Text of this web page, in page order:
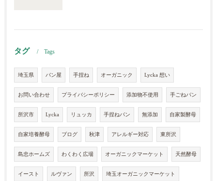
タグ Tags
埼玉県 パン屋 手捏ね オーガニック Lycka 想い
お問い合わせ プライバシーポリシー 添加物不使用 手ごねパン
所沢市 Lycka リュッカ 手捏ねパン 無添加 自家製酵母
自家培養酵母 ブログ 秋津 アレルギー対応 東所沢
島忠ホームズ わくわく広場 オーガニックマーケット 天然酵母
イースト ルヴァン 所沢 埼玉オーガニックマーケット